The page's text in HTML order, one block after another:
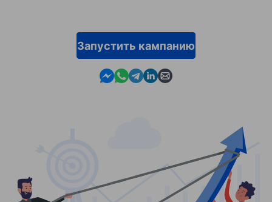
Запустить кампанию
Contact us in Messenger
Contact us in WhatsApp
Contact us in Telegram
Contact us in Linkedin
Contact us by email